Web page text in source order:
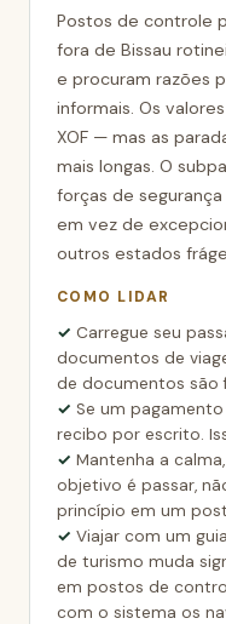
Postos de controle
fora de Bissau
e procuram razões
informais. Os
XOF — mas as
mais longas. O
forças de segurança
em vez de
outros estados
COMO LIDAR
Carregue seu
documentos de
de documentos são
Se um
recibo por escrito.
Mantenha a
objetivo é passar,
princípio em um
Viajar com um
de turismo muda
em postos de
com o sistema os